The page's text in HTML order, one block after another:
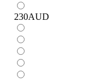
230AUD